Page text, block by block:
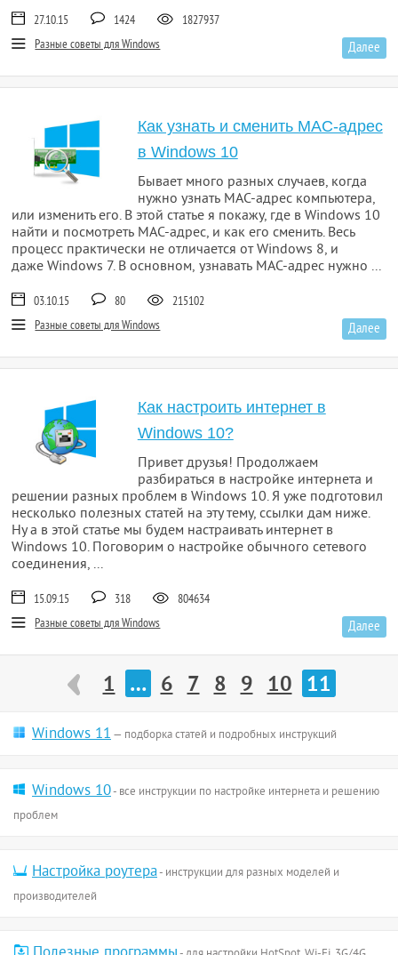
27.10.15 1424
1827937
Разные советы для Windows
Далее
Как узнать и сменить MAC-адрес
в Windows 10
Бывает много разных случаев, когда
нужно узнать MAC-адрес компьютера,
или изменить его. В этой статье я покажу, где в Windows 10
найти и посмотреть MAC-адрес, и как его сменить. Весь
процесс практически не отличается от Windows 8, и
даже Windows 7. В основном, узнавать MAC-адрес нужно ...
03.10.15 80
215102
Разные советы для Windows
Далее
Как настроить интернет в
Windows 10?
Привет друзья! Продолжаем
разбираться в настройке интернета и
решении разных проблем в Windows 10. Я уже подготовил
несколько полезных статей на эту тему, ссылки дам ниже.
Ну а в этой статье мы будем настраивать интернет в
Windows 10. Поговорим о настройке обычного сетевого
соединения, ...
15.09.15 318
804634
Разные советы для Windows
Далее
1 … 6 7 8 9 10 11
Windows 11— подборка статей и подробных инструкций
Windows 10- все инструкции по настройке интернета и решению
проблем
Настройка роутера- инструкции для разных моделей и
производителей